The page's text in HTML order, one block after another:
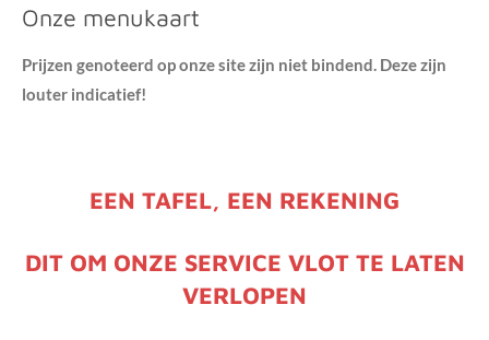
Onze menukaart
Prijzen genoteerd op onze site zijn niet bindend. Deze zijn
louter indicatief!
EEN TAFEL, EEN REKENING
DIT OM ONZE SERVICE VLOT TE LATEN
VERLOPEN